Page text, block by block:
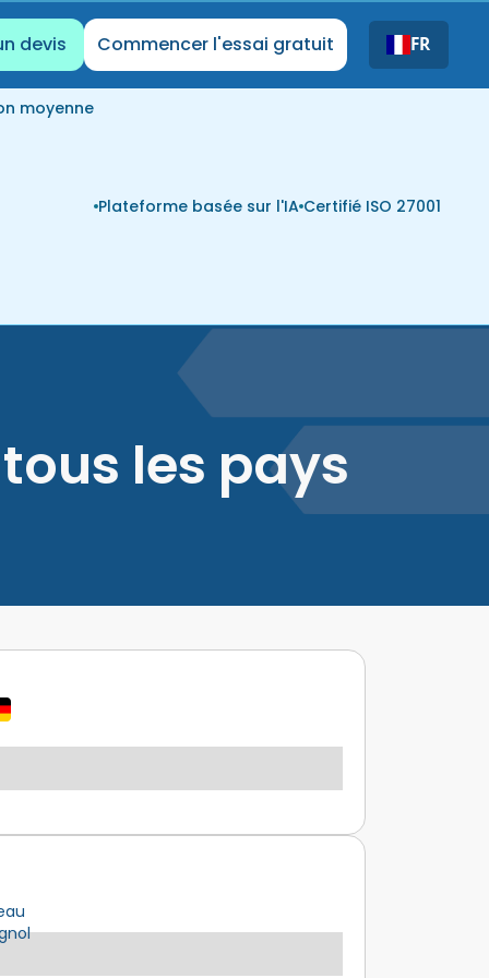
devis Commencer l'essai gratuit FR
moyenne
Plateforme basée sur l'IA Certifié ISO 27001
les pays